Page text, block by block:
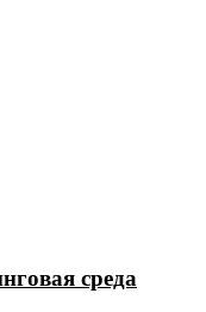
среда